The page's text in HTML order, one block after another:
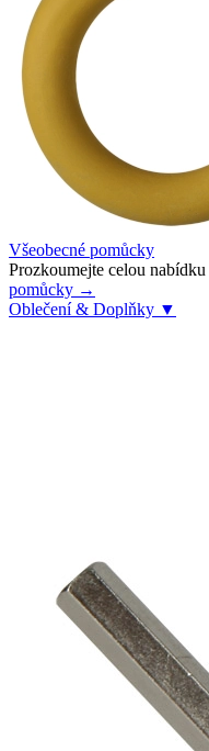
Všeobecné pomůcky
Prozkoumejte celou nabídku
pomůcky →
Oblečení & Doplňky ▼